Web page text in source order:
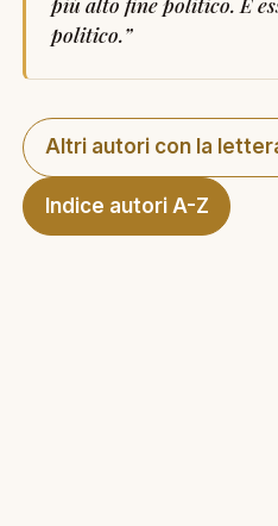
politico.”
Altri autori con la
Indice autori A-Z